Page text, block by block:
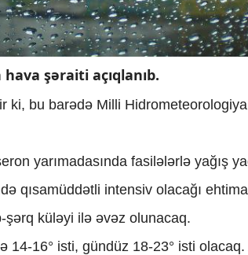
şəraiti açıqlanıb.
ki, bu barədə Milli
yarımadasında fasilələrlə yağış
qısamüddətli intensiv olacağı
küləyi ilə əvəz olunacaq.
14-16° isti, gündüz 18-23° isti